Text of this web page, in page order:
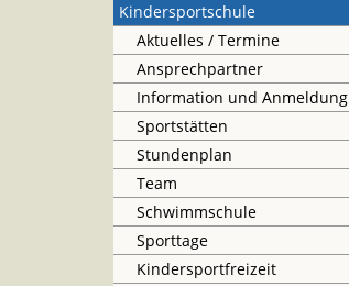
Kindersportschule
Aktuelles / Termine
Ansprechpartner
Information und Anmeldung
Sportstätten
Stundenplan
Team
Schwimmschule
Sporttage
Kindersportfreizeit